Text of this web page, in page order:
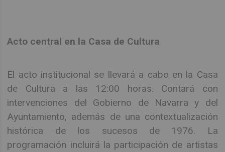
Acto central en la Casa de Cultura
El acto institucional se llevará a cabo en la Casa
de Cultura a las 12:00 horas. Contará con
intervenciones del Gobierno de Navarra y del
Ayuntamiento, además de una contextualización
histórica de los sucesos de 1976. La
programación incluirá la participación de artistas